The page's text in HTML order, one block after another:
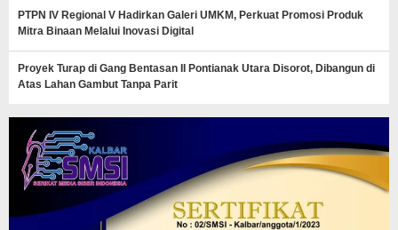
PTPN IV Regional V Hadirkan Galeri UMKM, Perkuat Promosi Produk
Mitra Binaan Melalui Inovasi Digital
Proyek Turap di Gang Bentasan II Pontianak Utara Disorot, Dibangun di
Atas Lahan Gambut Tanpa Parit